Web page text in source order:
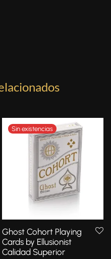
Ghost Cohort Playing
Cards by Ellusionist
Calidad Superior